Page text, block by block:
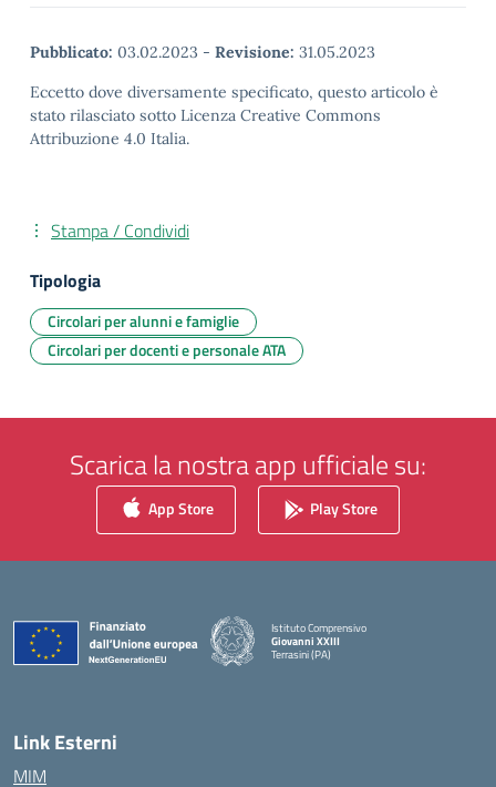
Pubblicato: 03.02.2023 - Revisione: 31.05.2023
Eccetto dove diversamente specificato, questo articolo è
stato rilasciato sotto Licenza Creative Commons
Attribuzione 4.0 Italia.
Stampa / Condividi
Tipologia
Circolari per alunni e famiglie
Circolari per docenti e personale ATA
Scarica la nostra app ufficiale su:
App Store Play Store
Istituto Comprensivo
Giovanni XXIII
Terrasini (PA)
Link Esterni
MIM